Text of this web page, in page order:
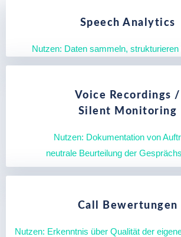
Speech Analytics
Nutzen: Daten sammeln, strukturieren
Voice Recordings /
Silent Monitoring
Nutzen: Dokumentation von
neutrale Beurteilung der
Call Bewertungen
Nutzen: Erkenntnis über Qualität der